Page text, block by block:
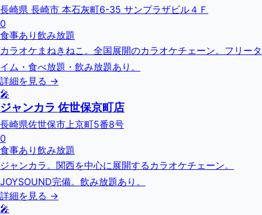
長崎県 長崎市 本石灰町6-35 サンプラザビル４Ｆ
0
食事あり 飲み放題
カラオケまねきねこ。全国展開のカラオケチェーン。フリータ
イム・食べ放題・飲み放題あり。
詳細を見る →
🎤
ジャンカラ 佐世保京町店
長崎県佐世保市上京町5番8号
0
食事あり 飲み放題
ジャンカラ。関西を中心に展開するカラオケチェーン。
JOYSOUND完備。飲み放題あり。
詳細を見る →
🎤